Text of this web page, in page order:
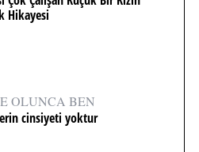
Hikayesi
OLUNCA BEN
cinsiyeti yoktur